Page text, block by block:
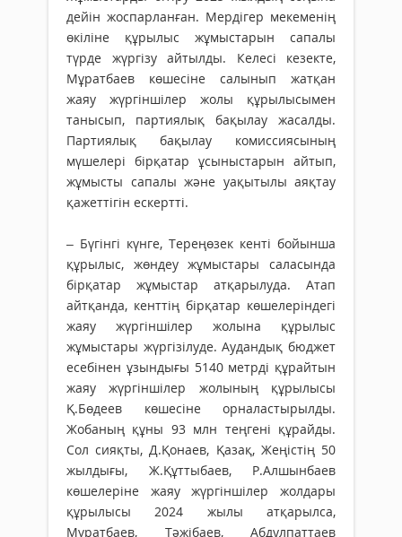
дейін жоспарланған. Мердігер мекеменің
өкіліне құрылыс жұмыстарын сапалы
түрде жүргізу айтылды. Келесі кезекте,
Мұратбаев көшесіне салынып жатқан
жаяу жүргіншілер жолы құрылысымен
танысып, партиялық бақылау жасалды.
Партиялық бақылау комиссиясының
мүшелері бірқатар ұсыныстарын айтып,
жұмысты сапалы және уақытылы аяқтау
қажеттігін ескертті.
– Бүгінгі күнге, Тереңөзек кенті бойынша
құрылыс, жөндеу жұмыстары саласында
бірқатар жұмыстар атқарылуда. Атап
айтқанда, кенттің бірқатар көшелеріндегі
жаяу жүргіншілер жолына құрылыс
жұмыстары жүргізілуде. Аудандық бюджет
есебінен ұзындығы 5140 метрді құрайтын
жаяу жүргіншілер жолының құрылысы
Қ.Бөдеев көшесіне орналастырылды.
Жобаның құны 93 млн теңгені құрайды.
Сол сияқты, Д.Қонаев, Қазақ, Жеңістің 50
жылдығы, Ж.Құттыбаев, Р.Алшынбаев
көшелеріне жаяу жүргіншілер жолдары
құрылысы 2024 жылы атқарылса,
Мұратбаев, Тәжібаев, Абдулпаттаев